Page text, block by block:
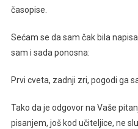
časopise.
Sećam se da sam čak bila
sam i sada ponosna:
Prvi cveta, zadnji zri, pogodi ga
Tako da je odgovor na Vaše
pisanjem, još kod učiteljice, ne